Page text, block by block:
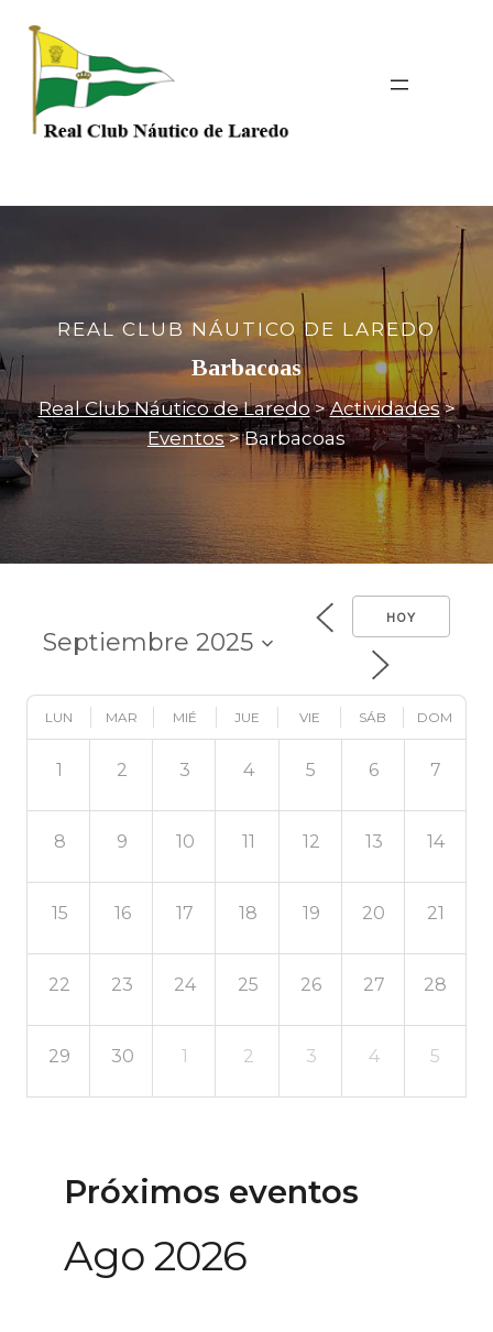
contenido
REAL CLUB NÁUTICO DE LAREDO
Barbacoas
Real Club Náutico de Laredo>Actividades>
Eventos>Barbacoas
HOY
LUN MAR MIÉ JUE VIE SÁB DOM
1 2 3 4 5 6 7
8 9 10 11 12 13 14
15 16 17 18 19 20 21
22 23 24 25 26 27 28
29 30 1 2 3 4 5
Próximos eventos
Ago 2026